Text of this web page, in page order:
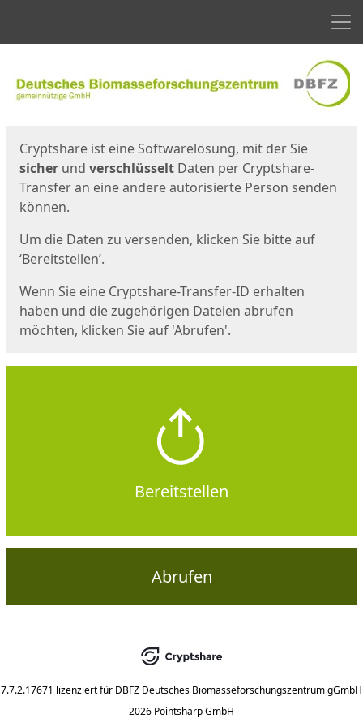
Cryptshare ist eine Softwarelösung, mit der Sie
sicher und verschlüsselt Daten per Cryptshare-
Transfer an eine andere autorisierte Person senden
können.
Um die Daten zu versenden, klicken Sie bitte auf
‘Bereitstellen’.
Wenn Sie eine Cryptshare-Transfer-ID erhalten
haben und die zugehörigen Dateien abrufen
möchten, klicken Sie auf 'Abrufen'.
Bereitstellen
Abrufen
7.7.2.17671 lizenziert für DBFZ Deutsches Biomasseforschungszentrum gGmbH
2026 Pointsharp GmbH